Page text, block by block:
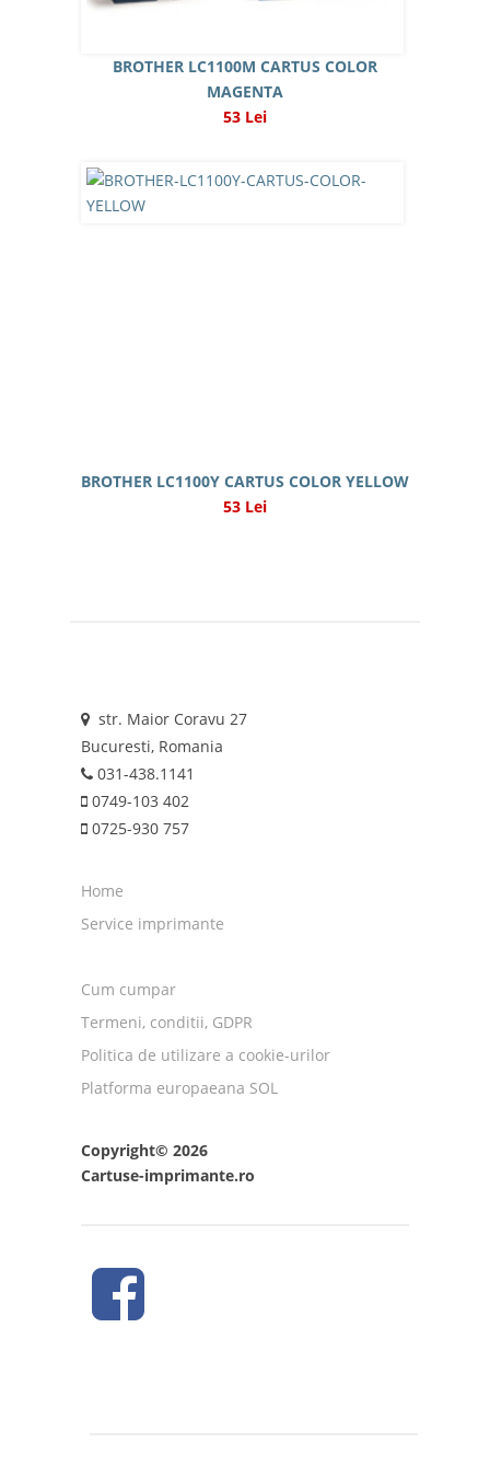
BROTHER LC1100M CARTUS COLOR
MAGENTA
53 Lei
BROTHER LC1100Y CARTUS COLOR YELLOW
53 Lei
str. Maior Coravu 27
Bucuresti, Romania
031-438.1141
0749-103 402
0725-930 757
Home
Service imprimante
Cum cumpar
Termeni, conditii, GDPR
Politica de utilizare a cookie-urilor
Platforma europaeana SOL
Copyright© 2026
Cartuse-imprimante.ro